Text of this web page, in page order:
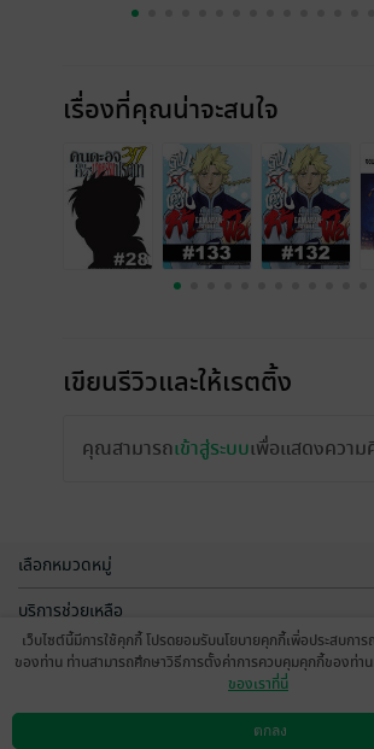
เรื่องที่คุณน่าจะสนใจ
เขียนรีวิวและให้เรตติ้ง
คุณสามารถเข้าสู่ระบบเพื่อแสดงความ
เลือกหมวดหมู่
บริการช่วยเหลือ
เกี่ยวกับเรา
เว็บไซต์นี้มีการใช้คุกกี้ โปรดยอมรับนโยบายคุกกี้เพื่อประสบกา
ของท่าน ท่านสามารถศึกษาวิธีการตั้งค่าการควบคุมคุกกี้ของท่า
ของเราที่นี่
ตกลง